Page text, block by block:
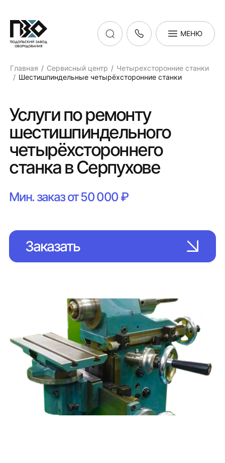
МЕНЮ
Главная Сервисный центр
Четырехсторонние станки
Шестишпиндельные четырёхсторонние станки
Услуги по ремонту
шестишпиндельного
четырёхстороннего
станка в Серпухове
Мин. заказ от 50 000 ₽
Заказать